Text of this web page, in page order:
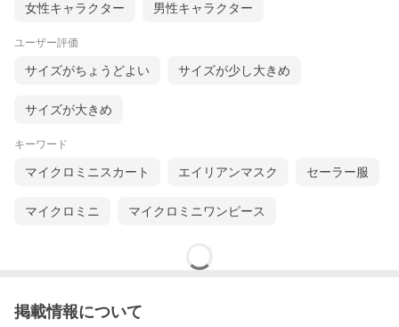
女性キャラクター 男性キャラクター
ユーザー評価
サイズがちょうどよい サイズが少し大きめ
サイズが大きめ
キーワード
マイクロミニスカート エイリアンマスク セーラー服
マイクロミニ マイクロミニワンピース
掲載情報について